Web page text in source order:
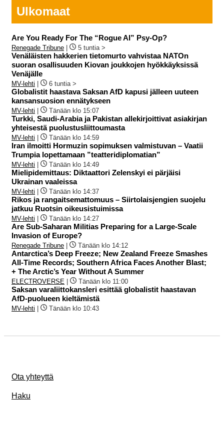
Ulkomaat
Are You Ready For The “Rogue AI” Psy-Op?
Renegade Tribune | 5 tuntia >
Venäläisten hakkerien tietomurto vahvistaa NATOn
suoran osallisuuden Kiovan joukkojen hyökkäyksissä
Venäjälle
MV-lehti | 6 tuntia >
Globalistit haastava Saksan AfD kapusi jälleen uuteen
kansansuosion ennätykseen
MV-lehti | Tänään klo 15:07
Turkki, Saudi-Arabia ja Pakistan allekirjoittivat asiakirjan
yhteisestä puolustusliittoumasta
MV-lehti | Tänään klo 14:59
Iran ilmoitti Hormuzin sopimuksen valmistuvan – Vaatii
Trumpia lopettamaan ”teatteridiplomatian”
MV-lehti | Tänään klo 14:49
Mielipidemittaus: Diktaattori Zelenskyi ei pärjäisi
Ukrainan vaaleissa
MV-lehti | Tänään klo 14:37
Rikos ja rangaitsemattomuus – Siirtolaisjengien suojelu
jatkuu Ruotsin oikeusistuimissa
MV-lehti | Tänään klo 14:27
Are Sub-Saharan Militias Preparing for a Large-Scale
Invasion of Europe?
Renegade Tribune | Tänään klo 14:12
Antarctica’s Deep Freeze; New Zealand Freeze Smashes
All-Time Records; Southern Africa Faces Another Blast;
+ The Arctic’s Year Without A Summer
ELECTROVERSE | Tänään klo 11:00
Saksan varaliittokansleri esittää globalistit haastavan
AfD-puolueen kieltämistä
MV-lehti | Tänään klo 10:43
Ota yhteyttä
Haku